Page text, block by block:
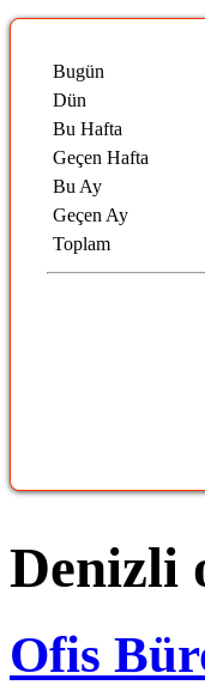
Bugün
Dün
Bu Hafta
Geçen Hafta
Bu Ay
Geçen Ay
Toplam
Denizli
Ofis